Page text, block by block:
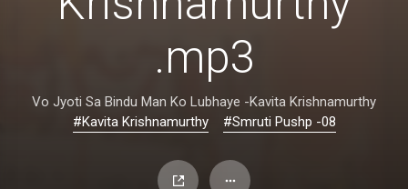
.mp3
Vo Jyoti Sa Bindu Man Ko Lubhaye -Kavita Krishnamurthy
#Kavita Krishnamurthy
#Smruti Pushp -08